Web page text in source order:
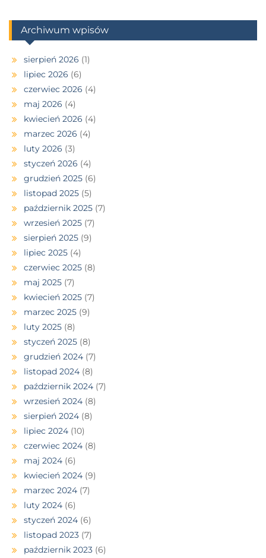
Archiwum wpisów
sierpień 2026 (1)
lipiec 2026 (6)
czerwiec 2026 (4)
maj 2026 (4)
kwiecień 2026 (4)
marzec 2026 (4)
luty 2026 (3)
styczeń 2026 (4)
grudzień 2025 (6)
listopad 2025 (5)
październik 2025 (7)
wrzesień 2025 (7)
sierpień 2025 (9)
lipiec 2025 (4)
czerwiec 2025 (8)
maj 2025 (7)
kwiecień 2025 (7)
marzec 2025 (9)
luty 2025 (8)
styczeń 2025 (8)
grudzień 2024 (7)
listopad 2024 (8)
październik 2024 (7)
wrzesień 2024 (8)
sierpień 2024 (8)
lipiec 2024 (10)
czerwiec 2024 (8)
maj 2024 (6)
kwiecień 2024 (9)
marzec 2024 (7)
luty 2024 (6)
styczeń 2024 (6)
listopad 2023 (7)
październik 2023 (6)